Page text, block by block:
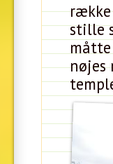
række
stille
nøjes